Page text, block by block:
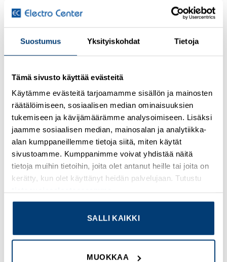
Suostumus Yksityiskohdat Tietoja
Tämä sivusto käyttää evästeitä
Käytämme evästeitä tarjoamamme sisällön ja mainosten
räätälöimiseen, sosiaalisen median ominaisuuksien
tukemiseen ja kävijämäärämme analysoimiseen. Lisäksi
jaamme sosiaalisen median, mainosalan ja analytiikka-
alan kumppaneillemme tietoja siitä, miten käytät
sivustoamme. Kumppanimme voivat yhdistää näitä
tietoja muihin tietoihin, joita olet antanut heille tai joita on
kerätty, kun olet käyttänyt heidän palvelujaan. Tutustu
SALLI KAIKKI
MUOKKAA
twin digital display, smart tuning, multiple funct
verkkokauppaa
Osastot:Omron,Uudet tuotteet
TUTUSTU MYÖS
wishlist